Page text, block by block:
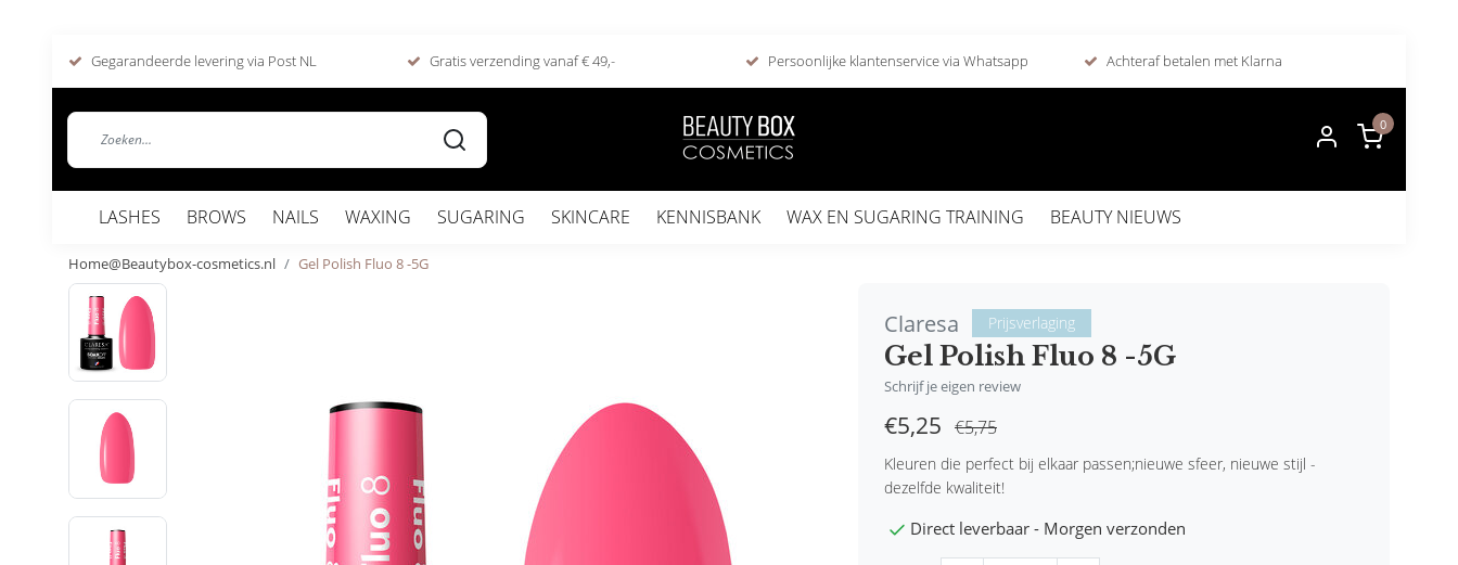
Gegarandeerde levering via Post NL Gratis verzending vanaf € 49,- Persoonlijke klantenservice via Whatsapp Achteraf betalen met Klarna
0
LASHES BROWS NAILS WAXING SUGARING SKINCARE KENNISBANK WAX EN SUGARING TRAINING BEAUTY NIEUWS
Home@Beautybox-cosmetics.nl Gel Polish Fluo 8 -5G
Claresa Prijsverlaging
Gel Polish Fluo 8 -5G
Schrijf je eigen review
€5,25 €5,75
Kleuren die perfect bij elkaar passen;nieuwe sfeer, nieuwe stijl -
dezelfde kwaliteit!
Direct leverbaar - Morgen verzonden